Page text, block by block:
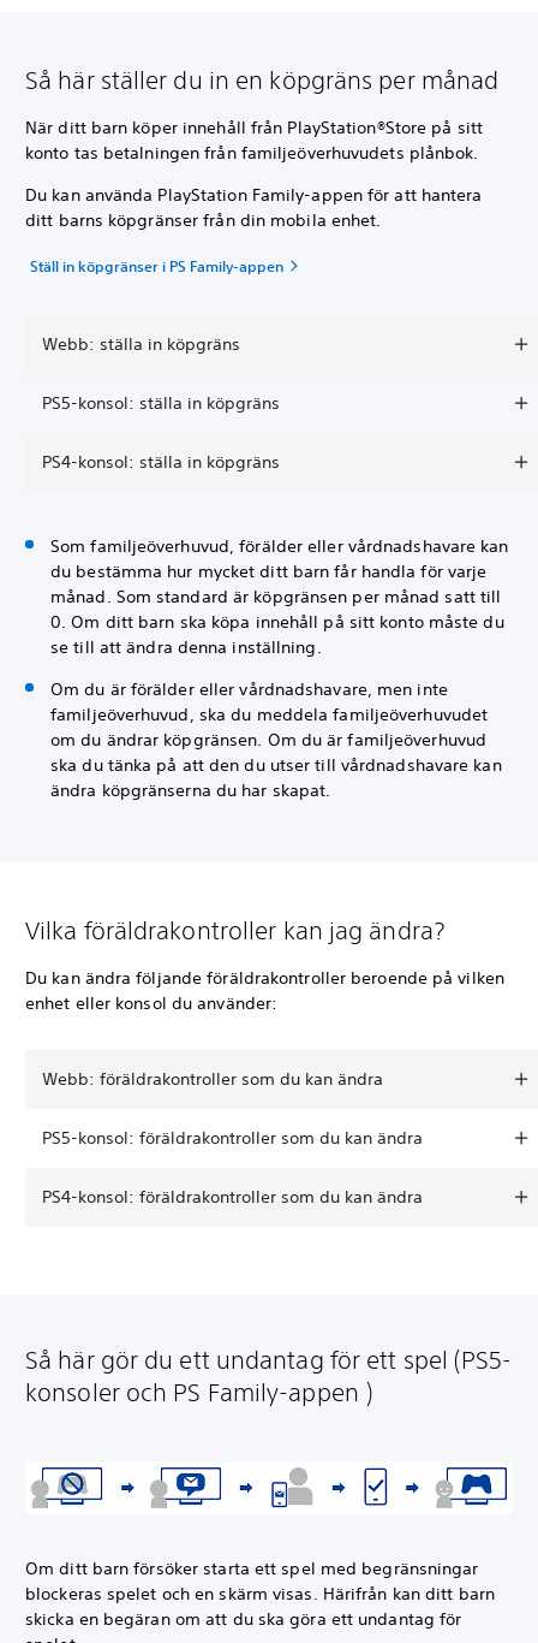
Så här ställer du in en köpgräns per månad
När ditt barn köper innehåll från PlayStation®Store på sitt
konto tas betalningen från familjeöverhuvudets plånbok.
Du kan använda PlayStation Family-appen för att hantera
ditt barns köpgränser från din mobila enhet.
Ställ in köpgränser i PS Family-appen
Webb: ställa in köpgräns
PS5-konsol: ställa in köpgräns
PS4-konsol: ställa in köpgräns
Som familjeöverhuvud, förälder eller vårdnadshavare kan
du bestämma hur mycket ditt barn får handla för varje
månad. Som standard är köpgränsen per månad satt till
0. Om ditt barn ska köpa innehåll på sitt konto måste du
se till att ändra denna inställning.
Om du är förälder eller vårdnadshavare, men inte
familjeöverhuvud, ska du meddela familjeöverhuvudet
om du ändrar köpgränsen. Om du är familjeöverhuvud
ska du tänka på att den du utser till vårdnadshavare kan
ändra köpgränserna du har skapat.
Vilka föräldrakontroller kan jag ändra?
Du kan ändra följande föräldrakontroller beroende på vilken
enhet eller konsol du använder:
Webb: föräldrakontroller som du kan ändra
PS5-konsol: föräldrakontroller som du kan ändra
PS4-konsol: föräldrakontroller som du kan ändra
Så här gör du ett undantag för ett spel (PS5-
konsoler och PS Family-appen )
Om ditt barn försöker starta ett spel med begränsningar
blockeras spelet och en skärm visas. Härifrån kan ditt barn
skicka en begäran om att du ska göra ett undantag för